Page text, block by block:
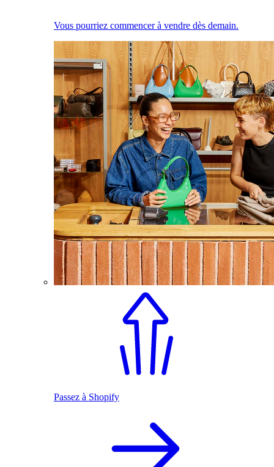
Vous pourriez commencer à vendre dès demain.
Passez à Shopify